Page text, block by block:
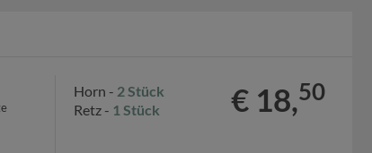
Horn - 2 Stück
Retz - 1 Stück € 18,50